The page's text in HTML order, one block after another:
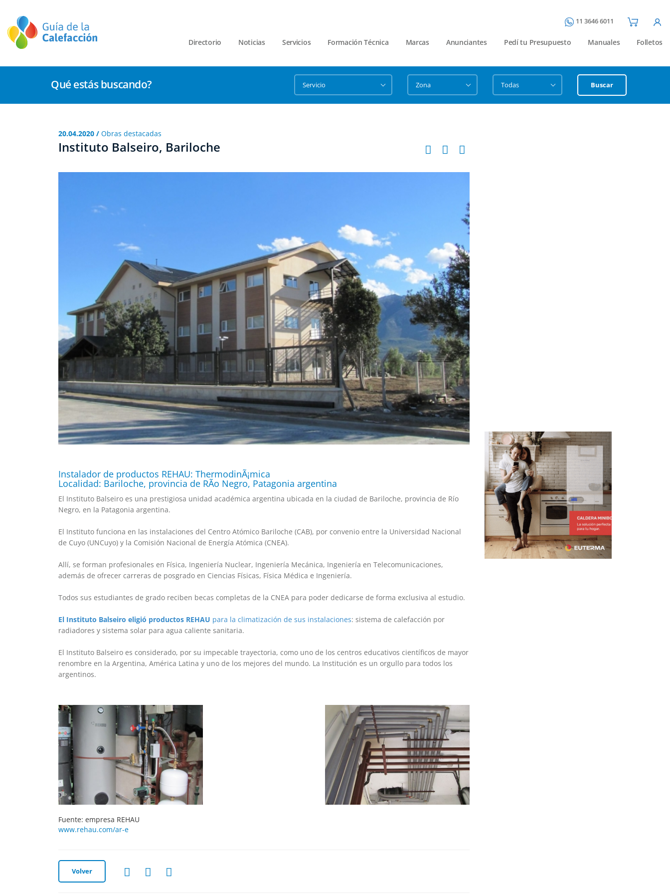
11 3646 6011
Directorio Noticias Servicios Formación Técnica Marcas Anunciantes Pedí tu Presupuesto Manuales Folletos
Qué estás buscando? Buscar
20.04.2020 / Obras destacadas
Instituto Balseiro, Bariloche
Instalador de productos REHAU: ThermodinÃ¡mica
Localidad: Bariloche, provincia de RÃ­o Negro, Patagonia argentina
El Instituto Balseiro es una prestigiosa unidad académica argentina ubicada en la ciudad de Bariloche, provincia de Río
Negro, en la Patagonia argentina.
El Instituto funciona en las instalaciones del Centro Atómico Bariloche (CAB), por convenio entre la Universidad Nacional
de Cuyo (UNCuyo) y la Comisión Nacional de Energía Atómica (CNEA).
Allí, se forman profesionales en Física, Ingeniería Nuclear, Ingeniería Mecánica, Ingeniería en Telecomunicaciones,
además de ofrecer carreras de posgrado en Ciencias Físicas, Física Médica e Ingeniería.
Todos sus estudiantes de grado reciben becas completas de la CNEA para poder dedicarse de forma exclusiva al estudio.
El Instituto Balseiro eligió productos REHAU para la climatización de sus instalaciones: sistema de calefacción por
radiadores y sistema solar para agua caliente sanitaria.
El Instituto Balseiro es considerado, por su impecable trayectoria, como uno de los centros educativos científicos de mayor
renombre en la Argentina, América Latina y uno de los mejores del mundo. La Institución es un orgullo para todos los
argentinos.
Fuente: empresa REHAU
www.rehau.com/ar-e
Volver